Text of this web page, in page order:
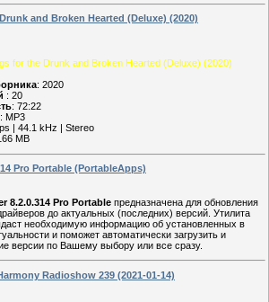
and Broken Hearted (Deluxe) (2020)
for the Drunk and Broken Hearted (Deluxe) (2020)
: 2020
: 20
: 72:22
: MP3
| 44.1 kHz | Stereo
MB
Pro Portable (PortableApps)
8.2.0.314 Pro Portable предназначена для обновления
до актуальных (последних) версий. Утилита
необходимую информацию об установленных в
и поможет автоматически загрузить и
версии по Вашему выбору или все сразу.
Radioshow 239 (2021-01-14)